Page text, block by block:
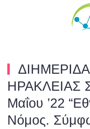
Skip to main content
ΗΡΑΚΛΕΙΑΣ
Μαΐου ’22
Νόμος.